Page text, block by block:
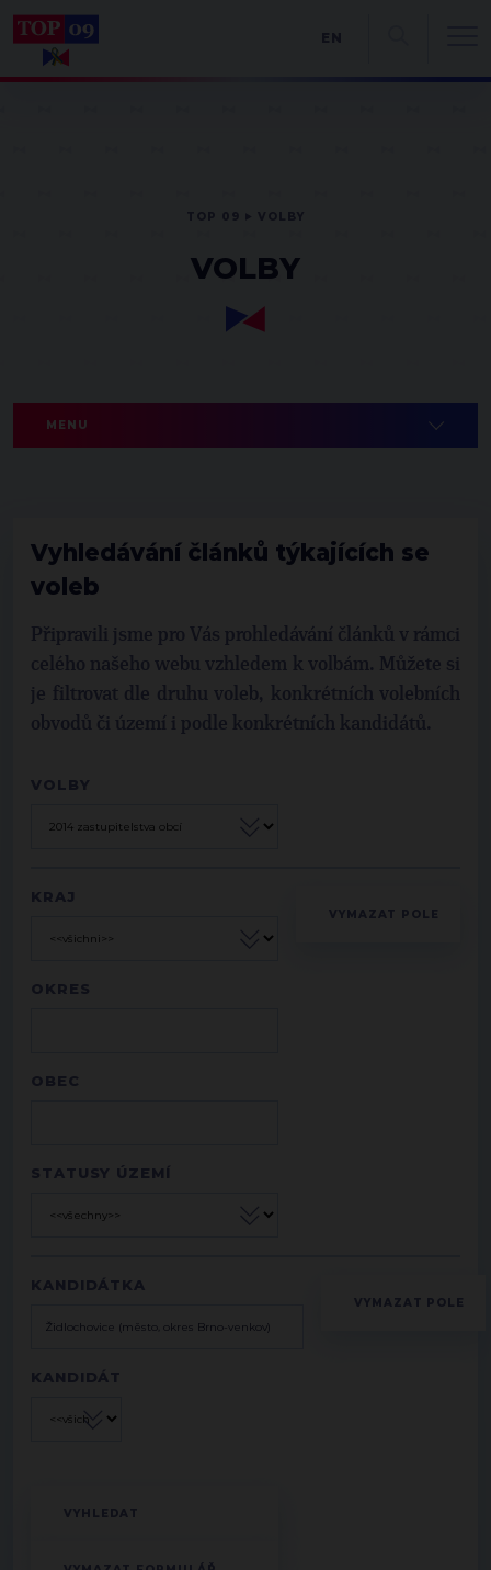
VOLBY
MENU
Vyhledávání článků týkajících se
voleb
Připravili jsme pro Vás prohledávání článků v rámci
celého našeho webu vzhledem k volbám. Můžete si
je filtrovat dle druhu voleb, konkrétních volebních
obvodů či území i podle konkrétních kandidátů.
VOLBY
KRAJ
OKRES
OBEC
STATUSY ÚZEMÍ
KANDIDÁTKA
KANDIDÁT